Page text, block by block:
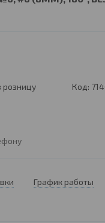
розницу Код:
График работы